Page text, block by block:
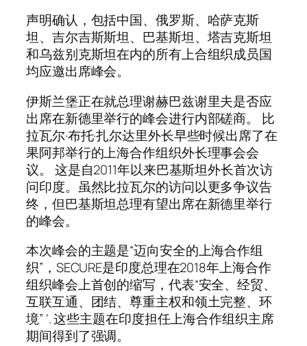
声明确认，包括中国、俄罗斯、哈萨克斯
坦、吉尔吉斯斯坦、巴基斯坦、塔吉克斯坦
和乌兹别克斯坦在内的所有上合组织成员国
均应邀出席峰会。
伊斯兰堡正在就总理谢赫巴兹谢里夫是否应
出席在新德里举行的峰会进行内部磋商。 比
拉瓦尔·布托·扎尔达里外长早些时候出席了在
果阿邦举行的上海合作组织外长理事会会
议。 这是自2011年以来巴基斯坦外长首次访
问印度。虽然比拉瓦尔的访问以更多争议告
终，但巴基斯坦总理有望出席在新德里举行
的峰会。
本次峰会的主题是“迈向安全的上海合作组
织”，SECURE是印度总理在2018年上海合作
组织峰会上首创的缩写，代表“安全、经贸、
互联互通、团结、尊重主权和领土完整、环
境” ‘. 这些主题在印度担任上海合作组织主席
期间得到了强调。